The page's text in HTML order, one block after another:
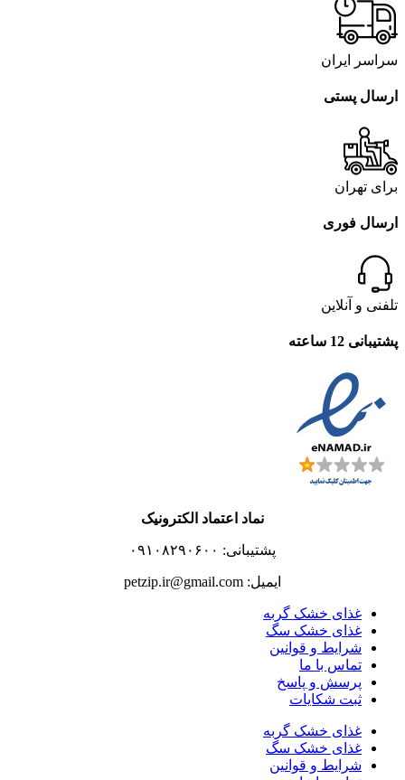
سراسر ایران
ارسال پستی
برای تهران
ارسال فوری
تلفنی و آنلاین
پشتیبانی 12 ساعته
نماد اعتماد الکترونیک
پشتیبانی: ۰۹۱۰۸۲۹۰۶۰۰
ایمیل: petzip.ir@gmail.com
غذای خشک گربه
غذای خشک سگ
شرایط و قوانین
تماس با ما
پرسش و پاسخ
ثبت شکایات
غذای خشک گربه
غذای خشک سگ
شرایط و قوانین